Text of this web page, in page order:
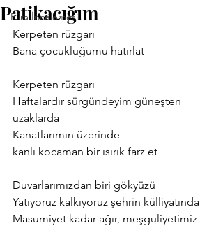
Film İncelemesi
Patikacığım
Kerpeten rüzgarı
Bana çocukluğumu hatırlat
Kerpeten rüzgarı
Haftalardır sürgündeyim güneşten
uzaklarda
Kanatlarımın üzerinde
kanlı kocaman bir ısırık farz et
Duvarlarımızdan biri gökyüzü
Yatıyoruz kalkıyoruz şehrin külliyatında
Masumiyet kadar ağır, meşguliyetimiz